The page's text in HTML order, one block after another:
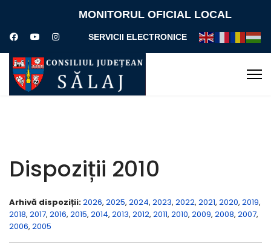
MONITORUL OFICIAL LOCAL
SERVICII ELECTRONICE
Dispoziții 2010
Arhivă dispoziții:2026, 2025, 2024, 2023, 2022, 2021, 2020, 2019,
2018, 2017, 2016, 2015, 2014, 2013, 2012, 2011, 2010, 2009, 2008, 2007,
2006, 2005